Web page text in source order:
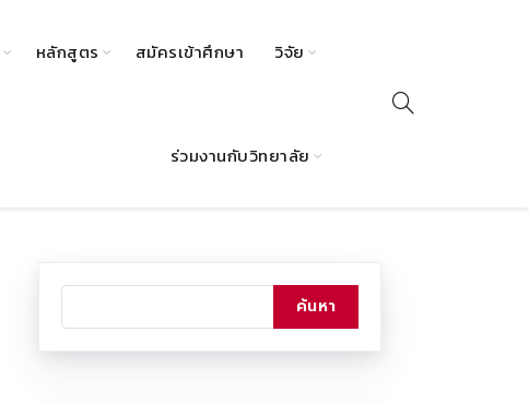
หลักสูตร สมัครเข้าศึกษา วิจัย
ร่วมงานกับวิทยาลัย